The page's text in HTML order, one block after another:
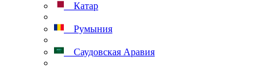
Катар
Румыния
Саудовская Аравия